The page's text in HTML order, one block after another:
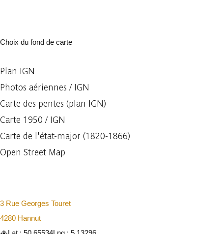
Choix du fond de carte
Plan IGN
Photos aériennes / IGN
Carte des pentes (plan IGN)
Carte 1950 / IGN
Carte de l'état-major (1820-1866)
Open Street Map
3 Rue Georges Touret
4280 Hannut